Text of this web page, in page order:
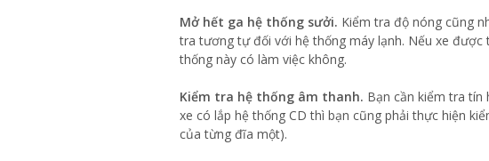
Mở hết ga hệ thống sưởi. Kiểm tra độ nóng cũng
tra tương tự đối với hệ thống máy lạnh. Nếu xe
thống này có làm việc không.
Kiểm tra hệ thống âm thanh. Bạn cần kiểm tra tín
xe có lắp hệ thống CD thì bạn cũng phải thực hiện
của từng đĩa một).